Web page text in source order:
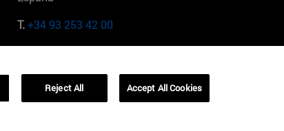
T.+34 93 253 42 00
01321001 Bela Vista Brasil
Reject All Accept All Cookies